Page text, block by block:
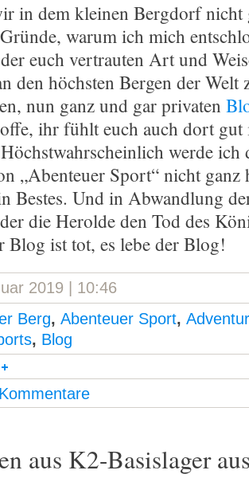
in dem kleinen Bergdorf nicht
warum ich mich
euch vertrauten Art und
den höchsten Bergen der
nun ganz und gar privaten
ihr fühlt euch auch dort
werde ich
„Abenteuer Sport“ nicht
Bestes. Und in Abwandlung
die Herolde den Tod des
Blog ist tot, es lebe der Blog!
2019 | 10:46
Berg, Abenteuer Sport,
, Blog
aus K2-Basislager